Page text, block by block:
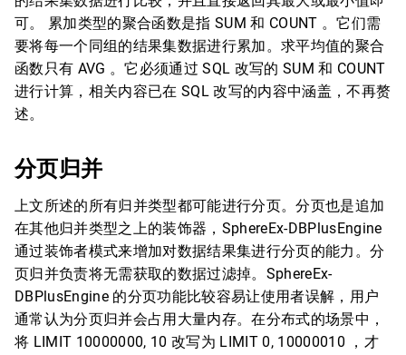
可。 累加类型的聚合函数是指 SUM 和 COUNT 。它们需
要将每一个同组的结果集数据进行累加。求平均值的聚合
函数只有 AVG 。它必须通过 SQL 改写的 SUM 和 COUNT
进行计算，相关内容已在 SQL 改写的内容中涵盖，不再赘
述。
分页归并
上文所述的所有归并类型都可能进行分页。分页也是追加
在其他归并类型之上的装饰器，SphereEx-DBPlusEngine
通过装饰者模式来增加对数据结果集进行分页的能力。分
页归并负责将无需获取的数据过滤掉。SphereEx-
DBPlusEngine 的分页功能比较容易让使用者误解，用户
通常认为分页归并会占用大量内存。在分布式的场景中，
将 LIMIT 10000000, 10 改写为 LIMIT 0, 10000010 ，才